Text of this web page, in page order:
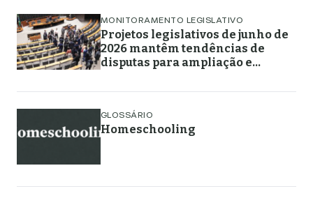
MONITORAMENTO LEGISLATIVO
Projetos legislativos de junho de
2026 mantêm tendências de
disputas para ampliação e
gênero, educação e
GLOSSÁRIO
Homeschooling